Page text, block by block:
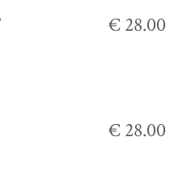
€ 28.00
€ 28.00